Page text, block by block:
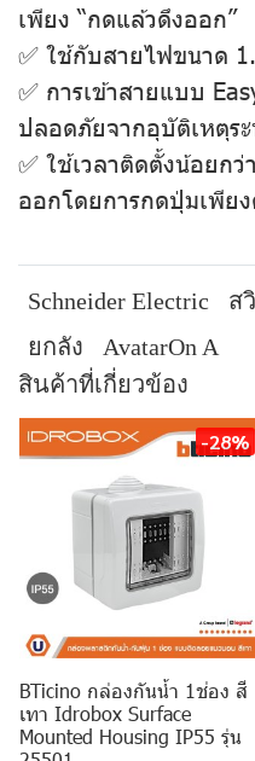
เพียง “กดแล้วดึงออก”
✅ ใช้กับสายไฟขนาด
✅ การเข้าสายแบบ
ปลอดภัยจากอุบัติเหตุร
✅ ใช้เวลาติดตั้งน้อยก
ออกโดยการกดปุ่มเพียง
Schneider Electric ส
ยกลัง
AvatarOn A
สินค้าที่เกี่ยวข้อง
-28%
BTicino กล่องกันน้ำ 1ช่อง สี
เทา Idrobox Surface
Mounted Housing IP55 รุ่น